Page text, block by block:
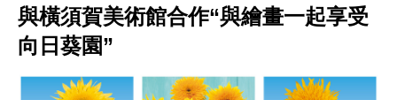
與橫須賀美術館合作“與繪畫一起享受
向日葵園”